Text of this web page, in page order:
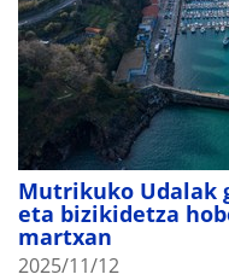
Mutrikuko Udalak
eta bizikidetza
martxan
2025/11/12